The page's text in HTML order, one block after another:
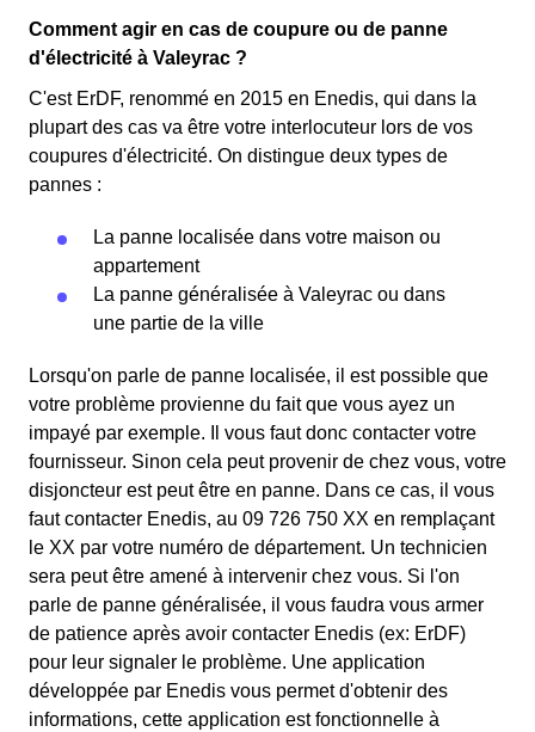
Comment agir en cas de coupure ou de panne
d'électricité à Valeyrac ?
C'est ErDF, renommé en 2015 en Enedis, qui dans la
plupart des cas va être votre interlocuteur lors de vos
coupures d'électricité. On distingue deux types de
pannes :
La panne localisée dans votre maison ou
appartement
La panne généralisée à Valeyrac ou dans
une partie de la ville
Lorsqu'on parle de panne localisée, il est possible que
votre problème provienne du fait que vous ayez un
impayé par exemple. Il vous faut donc contacter votre
fournisseur. Sinon cela peut provenir de chez vous, votre
disjoncteur est peut être en panne. Dans ce cas, il vous
faut contacter Enedis, au 09 726 750 XX en remplaçant
le XX par votre numéro de département. Un technicien
sera peut être amené à intervenir chez vous. Si l'on
parle de panne généralisée, il vous faudra vous armer
de patience après avoir contacter Enedis (ex: ErDF)
pour leur signaler le problème. Une application
développée par Enedis vous permet d'obtenir des
informations, cette application est fonctionnelle à